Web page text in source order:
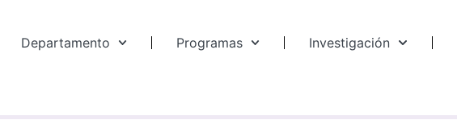
Departamento Programas Investigación